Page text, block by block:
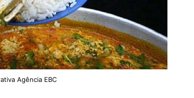
Agência EBC